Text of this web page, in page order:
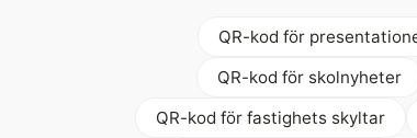
QR-kod för
QR-kod för skolnyheter
QR-kod för fastighets skyltar